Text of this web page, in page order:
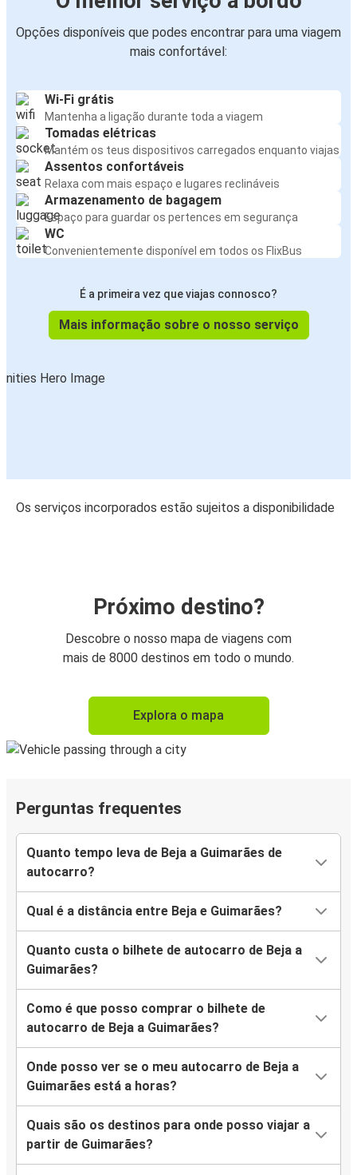
Opções disponíveis que podes encontrar para uma viagem
mais confortável:
Wi-Fi grátis
Mantenha a ligação durante toda a viagem
Tomadas elétricas
Mantém os teus dispositivos carregados enquanto viajas
Assentos confortáveis
Relaxa com mais espaço e lugares reclináveis
Armazenamento de bagagem
Espaço para guardar os pertences em segurança
WC
Convenientemente disponível em todos os FlixBus
É a primeira vez que viajas connosco?
Mais informação sobre o nosso serviço
Os serviços incorporados estão sujeitos a disponibilidade
Próximo destino?
Descobre o nosso mapa de viagens com
mais de 8000 destinos em todo o mundo.
Explora o mapa
Perguntas frequentes
Quanto tempo leva de Beja a Guimarães de
autocarro?
Qual é a distância entre Beja e Guimarães?
Quanto custa o bilhete de autocarro de Beja a
Guimarães?
Como é que posso comprar o bilhete de
autocarro de Beja a Guimarães?
Onde posso ver se o meu autocarro de Beja a
Guimarães está a horas?
Quais são os destinos para onde posso viajar a
partir de Guimarães?